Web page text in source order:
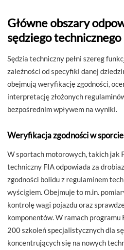
Główne obszary
sędziego technicznego
Sędzia techniczny pełni szereg
zależności od specyfiki danej
obejmują weryfikację zgodności,
interpretację złożonych
bezpośrednim wpływem na wyniki.
Weryfikacja zgodności w
W sportach motorowych, takich jak
techniczny FIA odpowiada za
zgodności bolidu z regulaminem
wyścigiem. Obejmuje to m.in.
kontrolę wagi pojazdu oraz
komponentów. W ramach programu
200 szkoleń specjalistycznych dla
koncentrujących się na nowych